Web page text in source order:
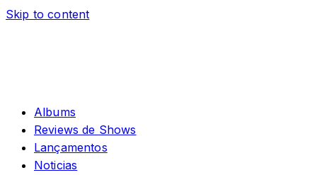
Skip to content
Albums
Reviews de Shows
Lançamentos
Noticias